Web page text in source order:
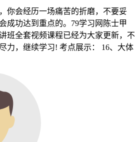
你会经历一场痛苦的折磨，不要妥
成功达到重点的。79学习网陈士甲
班全套视频课程已经为大家更新，不
力，继续学习! 考点展示： 16、大体